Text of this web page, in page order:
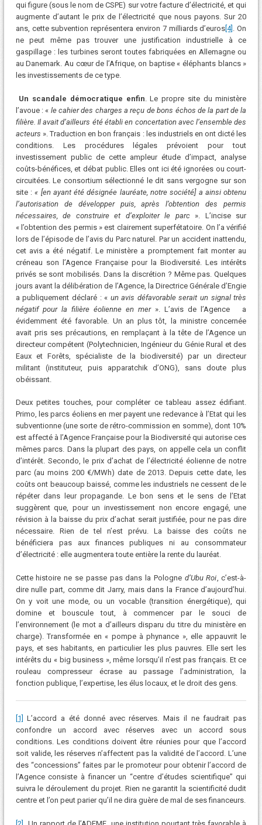
qui figure (sous le nom de CSPE) sur votre facture d’électricité, et qui
augmente d’autant le prix de l’électricité que nous payons. Sur 20
ans, cette subvention représentera environ 7 milliards d’euros [4] . On
ne peut même pas trouver une justification industrielle à ce
gaspillage : les turbines seront toutes fabriquées en Allemagne ou
au Danemark. Au cœur de l’Afrique, on baptise « éléphants blancs »
les investissements de ce type.
Un scandale démocratique enfin . Le propre site du ministère
l’avoue : « le cahier des charges a reçu de bons échos de la part de la
filière. Il avait d’ailleurs été établi en concertation avec l’ensemble des
acteurs ». Traduction en bon français : les industriels en ont dicté les
conditions. Les procédures légales prévoient pour tout
investissement public de cette ampleur étude d’impact, analyse
coûts-bénéfices, et débat public. Elles ont ici été ignorées ou court-
circuitées. Le consortium sélectionné le dit sans vergogne sur son
site :« [en ayant été désignée lauréate, notre société] a ainsi obtenu
l’autorisation de développer puis, après l’obtention des permis
nécessaires, de construire et d’exploiter le parc». L’incise sur
« l’obtention des permis » est clairement superfétatoire. On l’a vérifié
lors de l’épisode de l’avis du Parc naturel. Par un accident inattendu,
cet avis a été négatif. Le ministère a promptement fait monter au
créneau son l’Agence Française pour la Biodiversité. Les intérêts
privés se sont mobilisés. Dans la discrétion ? Même pas. Quelques
jours avant la délibération de l’Agence, la Directrice Générale d’Engie
a publiquement déclaré : « un avis défavorable serait un signal très
négatif pour la filière éolienne en mer ». L’avis de l’Agence a
évidemment été favorable. Un an plus tôt, la ministre concernée
avait pris ses précautions, en remplaçant à la tête de l’Agence un
directeur compétent (Polytechnicien, Ingénieur du Génie Rural et des
Eaux et Forêts, spécialiste de la biodiversité) par un directeur
militant (instituteur, puis apparatchik d’ONG), sans doute plus
obéissant.
Deux petites touches, pour compléter ce tableau assez édifiant.
Primo, les parcs éoliens en mer payent une redevance à l’Etat qui les
subventionne (une sorte de rétro-commission en somme), dont 10%
est affecté à l’Agence Française pour la Biodiversité qui autorise ces
mêmes parcs. Dans la plupart des pays, on appelle cela un conflit
d’intérêt. Secondo, le prix d’achat de l’électricité éolienne de notre
parc (au moins 200 €/MWh) date de 2013. Depuis cette date, les
coûts ont beaucoup baissé, comme les industriels ne cessent de le
répéter dans leur propagande. Le bon sens et le sens de l’Etat
suggèrent que, pour un investissement non encore engagé, une
révision à la baisse du prix d’achat serait justifiée, pour ne pas dire
nécessaire. Rien de tel n’est prévu. La baisse des coûts ne
bénéficiera pas aux finances publiques ni au consommateur
d’électricité : elle augmentera toute entière la rente du lauréat.
Cette histoire ne se passe pas dans la Pologne d’Ubu Roi , c’est-à-
dire nulle part, comme dit Jarry, mais dans la France d’aujourd’hui.
On y voit une mode, ou un vocable (transition énergétique), qui
domine et bouscule tout, à commencer par le souci de
l’environnement (le mot a d’ailleurs disparu du titre du ministère en
charge). Transformée en « pompe à phynance », elle appauvrit le
pays, et ses habitants, en particulier les plus pauvres. Elle sert les
intérêts du « big business », même lorsqu’il n’est pas français. Et ce
rouleau compresseur écrase au passage l’administration, la
fonction publique, l’expertise, les élus locaux, et le droit des gens.
[1]
L’accord a été donné avec réserves. Mais il ne faudrait pas
confondre un accord avec réserves avec un accord sous
conditions. Les conditions doivent être réunies pour que l’accord
soit valide, les réserves n’affectent pas la validité de l’accord. L’une
des “concessions” faites par le promoteur pour obtenir l’accord de
l’Agence consiste à financer un “centre d’études scientifique” qui
suivra le déroulement du projet. Rien ne garantit la scientificité dudit
centre et l’on peut parier qu’il ne dira guère de mal de ses financeurs.